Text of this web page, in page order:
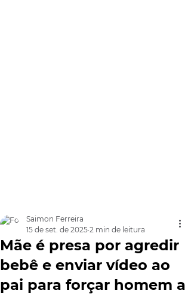
Mãe é presa por agredir
bebê e enviar vídeo ao
pai para forçar homem a
Saimon Ferreira
15 de set. de 2025 2 min de leitura